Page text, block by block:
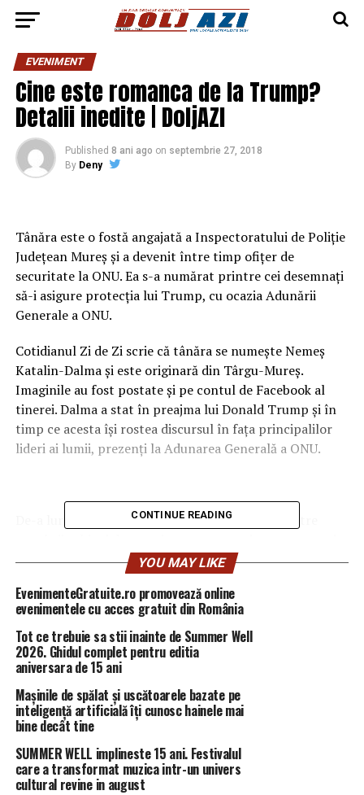
EVENIMENT
Cine este romanca de la Trump?
Detalii inedite | DoljAZI
Published 8 ani ago on septembrie 27, 2018
By Deny
Tânăra este o fostă angajată a Inspectoratului de Poliţie
Judeţean Mureş şi a devenit între timp ofiţer de
securitate la ONU. Ea s-a numărat printre cei desemnaţi
să-i asigure protecţia lui Trump, cu ocazia Adunării
Generale a ONU.
Cotidianul Zi de Zi scrie că tânăra se numeşte Nemeş
Katalin-Dalma şi este originară din Târgu-Mureş.
Imaginile au fost postate şi pe contul de Facebook al
tinerei. Dalma a stat în preajma lui Donald Trump şi în
timp ce acesta îşi rostea discursul în faţa principalilor
lideri ai lumii, prezenţi la Adunarea Generală a ONU.
De-a lungul timpului, tânăra s-a numărat şi printre
preşedintelui României, Klaus Iohannis, la un eveniment
care a avut loc tot la sediul ONU, scrie
UP NEXT
A început campania de monitorizare a referendumului.
Vezi cum poți deveni observator | DoljAZI
DON'T MISS
Va fi DEMIS Tudorel TOADER? Dragnea a făcut MARELE
ANUNȚ! | DoljAZI
CONTINUE READING
YOU MAY LIKE
EvenimenteGratuite.ro promovează online
evenimentele cu acces gratuit din România
Tot ce trebuie sa stii inainte de Summer Well
2026. Ghidul complet pentru editia
aniversara de 15 ani
Mașinile de spălat și uscătoarele bazate pe
inteligență artificială îți cunosc hainele mai
bine decât tine
SUMMER WELL implineste 15 ani. Festivalul
care a transformat muzica intr-un univers
cultural revine in august